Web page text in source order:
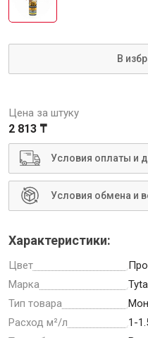
В
Цена за штуку
2 813 ₸
Условия оплаты и
Условия обмена и
Характеристики:
Цвет
Марка
Тип товара
Расход м²/л
1-
Водоснабжение и
Малярный инструмент
Специализированный
Пистолеты для
Инструмент для
Ещё 2